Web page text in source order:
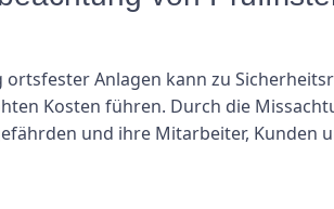
Anlagen kann zu
Kosten führen. Durch die
und ihre Mitarbeiter, Kunden